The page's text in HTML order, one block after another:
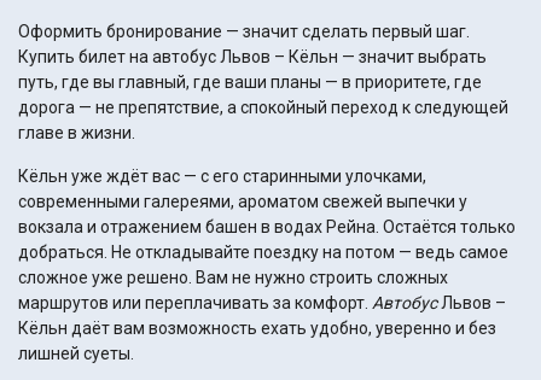
Оформить бронирование — значит сделать первый шаг.
Купить билет на автобус Львов – Кёльн — значит выбрать
путь, где вы главный, где ваши планы — в приоритете, где
дорога — не препятствие, а спокойный переход к следующей
главе в жизни.
Кёльн уже ждёт вас — с его старинными улочками,
современными галереями, ароматом свежей выпечки у
вокзала и отражением башен в водах Рейна. Остаётся только
добраться. Не откладывайте поездку на потом — ведь самое
сложное уже решено. Вам не нужно строить сложных
маршрутов или переплачивать за комфорт. АвтобусЛьвов –
Кёльн даёт вам возможность ехать удобно, уверенно и без
лишней суеты.